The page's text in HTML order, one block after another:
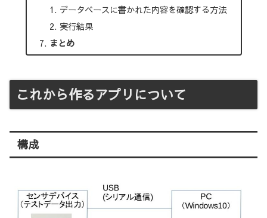
データベースに書かれた内容を確認する方法
実行結果
まとめ
これから作るアプリについて
構成